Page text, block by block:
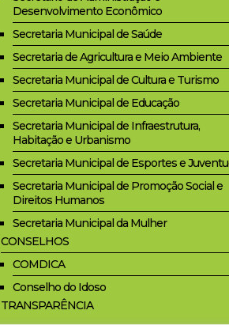
Desenvolvimento Econômico
Secretaria Municipal de Saúde
Secretaria de Agricultura e Meio Ambiente
Secretaria Municipal de Cultura e Turismo
Secretaria Municipal de Educação
Secretaria Municipal de Infraestrutura,
Habitação e Urbanismo
Secretaria Municipal de Esportes e
Secretaria Municipal de Promoção Social e
Direitos Humanos
Secretaria Municipal da Mulher
CONSELHOS
COMDICA
Conselho do Idoso
TRANSPARÊNCIA